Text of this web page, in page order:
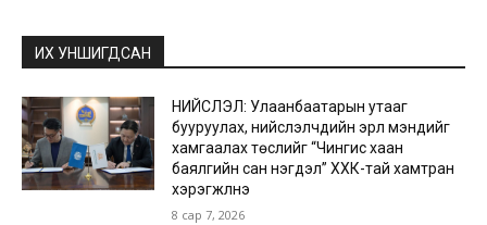
ИХ УНШИГДСАН
НИЙСЛЭЛ: Улаанбаатарын утааг
бууруулах, нийслэлчүүдийн эрүүл мэндийг
хамгаалах төслийг “Чингис хаан
баялгийн сан нэгдэл” ХХК-тай хамтран
хэрэгжүүлнэ
8 сар 7, 2026